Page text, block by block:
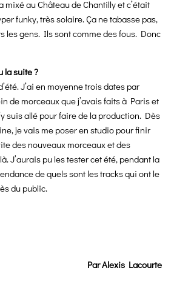
mixé au Château de Chantilly et c’était
funky, très solaire. Ça ne tabasse pas,
les gens. Ils sont comme des fous. Donc
la suite ?
J’ai en moyenne trois dates par
de morceaux que j’avais faits à Paris et
suis allé pour faire de la production. Dès
je vais me poser en studio pour finir
des nouveaux morceaux et des
J’aurais pu les tester cet été, pendant la
de quels sont les tracks qui ont le
du public.
Par Alexis Lacourte